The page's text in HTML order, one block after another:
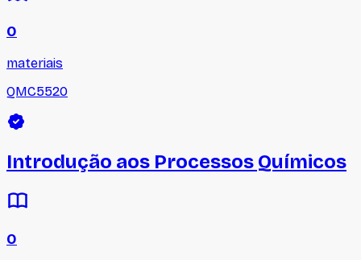
0
materiais
QMC5520
Introdução aos Processos Químicos
0